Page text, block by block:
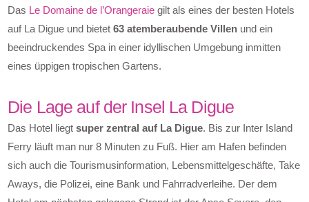
Das Le Domaine de l’Orangeraie gilt als eines der besten Hotels
auf La Digue und bietet63 atemberaubende Villen und ein
beeindruckendes Spa in einer idyllischen Umgebung inmitten
eines üppigen tropischen Gartens.
Die Lage auf der Insel La Digue
Das Hotel liegtsuper zentral auf La Digue. Bis zur Inter Island
Ferry läuft man nur 8 Minuten zu Fuß. Hier am Hafen befinden
sich auch die Tourismusinformation, Lebensmittelgeschäfte, Take
Aways, die Polizei, eine Bank und Fahrradverleihe. Der dem